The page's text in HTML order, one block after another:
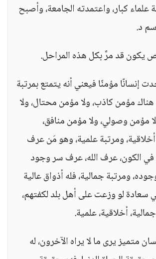
كبار، واعتمدته الجامعة، وأصبح
د.
يكون قد مرَّ بكل هذه المراحل.
إنسانًا مؤمنًا فيعني أنه يتمتع بمرتبة
مؤمن كاذب، ولا مؤمن محتال، ولا
مؤمن وصولي، ولا مؤمن منافق،
ومرتبة علمية، وهو مَن عرف
في الكون، عرف الله، عرف سر وجود
ومرتبة جمالية، فله أذواق عالية
لو وزعت على أهل بلد لكفتهم،
أخلاقية، علمية.
متميز يرى ما لا يراه الآخرون، له